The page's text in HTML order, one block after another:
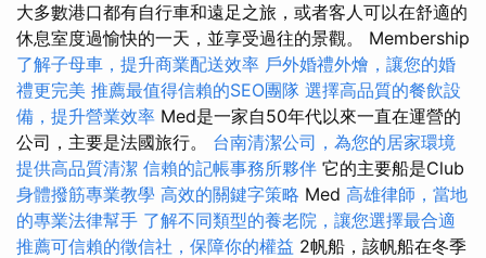
大多數港口都有自行車和遠足之旅，或者客人可以在舒適的
休息室度過愉快的一天，並享受過往的景觀。 Membership
了解子母車，提升商業配送效率 戶外婚禮外燴，讓您的婚
禮更完美 推薦最值得信賴的SEO團隊 選擇高品質的餐飲設
備，提升營業效率 Med是一家自50年代以來一直在運營的
公司，主要是法國旅行。 台南清潔公司，為您的居家環境
提供高品質清潔 信賴的記帳事務所夥伴 它的主要船是Club
身體撥筋專業教學 高效的關鍵字策略 Med 高雄律師，當地
的專業法律幫手 了解不同類型的養老院，讓您選擇最合適
推薦可信賴的徵信社，保障你的權益 2帆船，該帆船在冬季